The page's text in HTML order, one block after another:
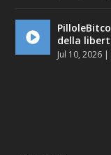
della
Jul 10, 2026 |